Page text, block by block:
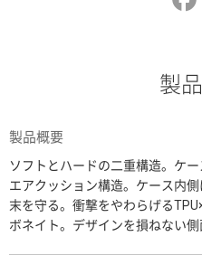
製
製品概要
ソフトとハードの二重構造。ケ
エアクッション構造。ケース内
末を守る。衝撃をやわらげる
ボネイト。デザインを損ねない側